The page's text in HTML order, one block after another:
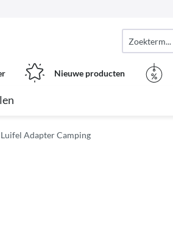
Nieuwe producten
Luifel Adapter Camping